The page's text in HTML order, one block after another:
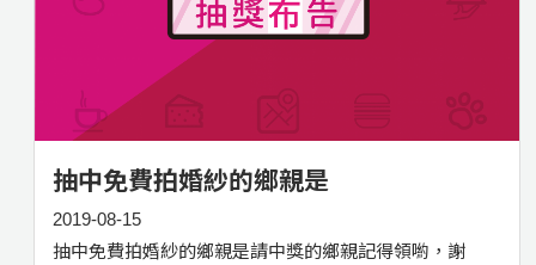
抽中免費拍婚紗的鄉親是
2019-08-15
抽中免費拍婚紗的鄉親是請中獎的鄉親記得領喲，謝